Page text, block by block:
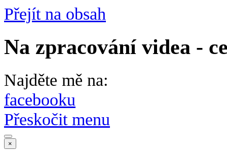
Přejít na obsah
Na zpracování videa -
Najděte mě na:
facebooku
Přeskočit menu
×